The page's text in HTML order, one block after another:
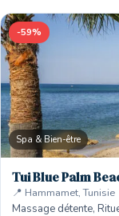
-59%
Spa & Bien-être
Tui Blue Palm
📍 Hammamet, Tunisie
Massage détente,